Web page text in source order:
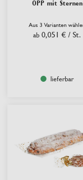
OPP mit Sternen
Aus 3 Varianten
ab 0,051 € / St.
lieferbar